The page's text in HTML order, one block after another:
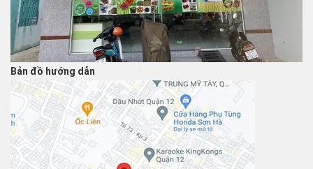
Bản đồ hướng dẫn